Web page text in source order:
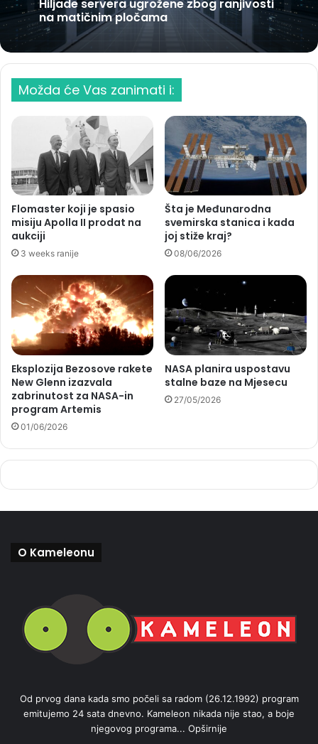
Hiljade servera ugrožene zbog ranjivosti
na matičnim pločama
Možda će Vas zanimati i:
Flomaster koji je spasio
misiju Apolla II prodat na
aukciji
3 weeks ranije
Šta je Međunarodna
svemirska stanica i kada
joj stiže kraj?
08/06/2026
Eksplozija Bezosove rakete
New Glenn izazvala
zabrinutost za NASA-in
program Artemis
01/06/2026
NASA planira uspostavu
stalne baze na Mjesecu
27/05/2026
O Kameleonu
Od prvog dana kada smo počeli sa radom (26.12.1992) program
emitujemo 24 sata dnevno. Kameleon nikada nije stao, a boje
njegovog programa... Opširnije